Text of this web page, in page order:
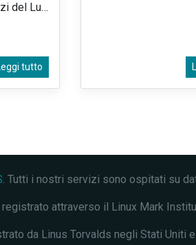
del Lu…
tutto
. Tutti i nostri servizi sono ospitati su
attraverso il Linux Mark
da Linus Torvalds negli Stati Uniti